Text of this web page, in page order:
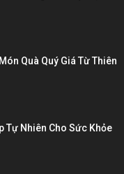
Quà Quý Giá Từ Thiên
Tự Nhiên Cho Sức Khỏe